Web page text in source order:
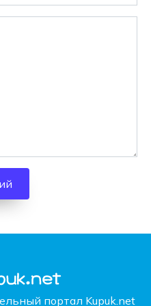
портал Kupuk.net